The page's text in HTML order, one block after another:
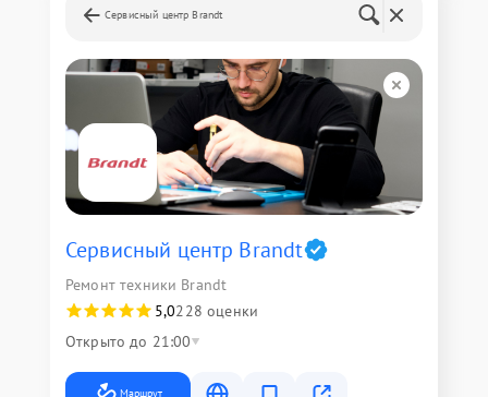
Сервисный центр Brandt
Сервисный центр Brandt
Ремонт техники Brandt
5,0228 оценки
Открыто до 21:00
Маршрут